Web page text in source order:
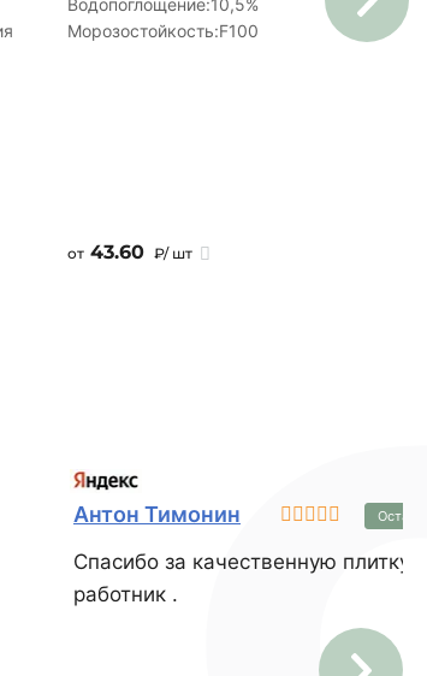
Водопоглощение:10,5%
Морозостойкость:F100
от 43.60 ₽/ шт
Антон Тимонин
Спасибо за качественную плитку. Денис прекрасный
работник .